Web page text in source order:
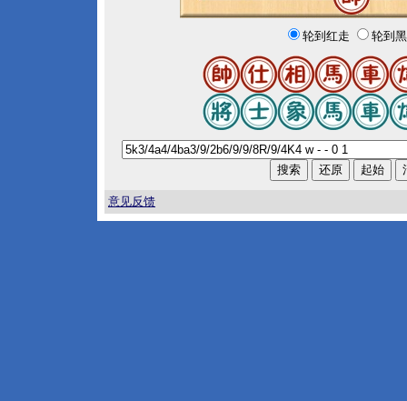
轮到红走 轮到
意见反馈